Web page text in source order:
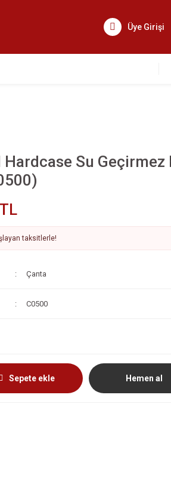
Üye Girişi
Hardcase Su Geçirmez
taksitlerle!
Çanta
C0500
Sepete ekle Hemen al